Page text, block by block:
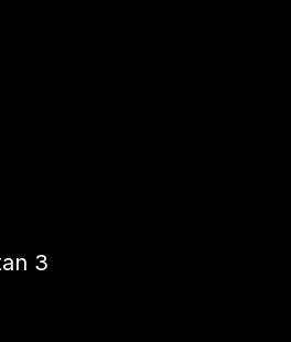
3